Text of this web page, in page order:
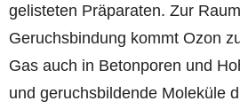
gelisteten Präparaten. Zur
Geruchsbindung kommt Ozon
Gas auch in Betonporen und
und geruchsbildende Moleküle